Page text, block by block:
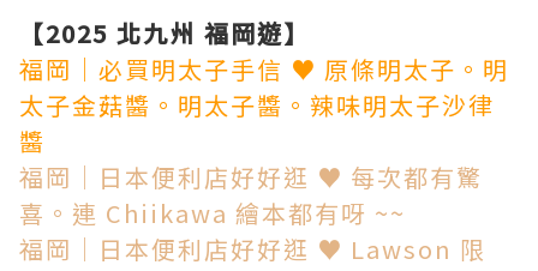
【2025 北九州 福岡遊】
福岡│必買明太子手信 ♥ 原條明太子。明
太子金菇醬。明太子醬。辣味明太子沙律
醬
福岡│日本便利店好好逛 ♥ 每次都有驚
喜。連 Chiikawa 繪本都有呀 ~~
福岡│日本便利店好好逛 ♥ Lawson 限